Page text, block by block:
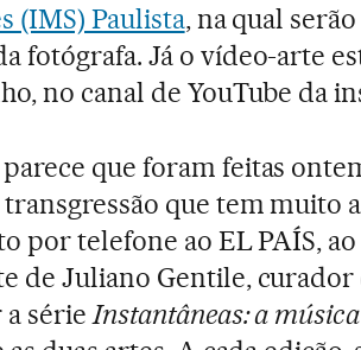
(IMS) Paulista, na qual
fotógrafa. Já o vídeo-arte
no canal de YouTube da
que foram feitas
que tem muito
por telefone ao EL PAÍS,
de Juliano Gentile, curador
a sérieInstantâneas: a